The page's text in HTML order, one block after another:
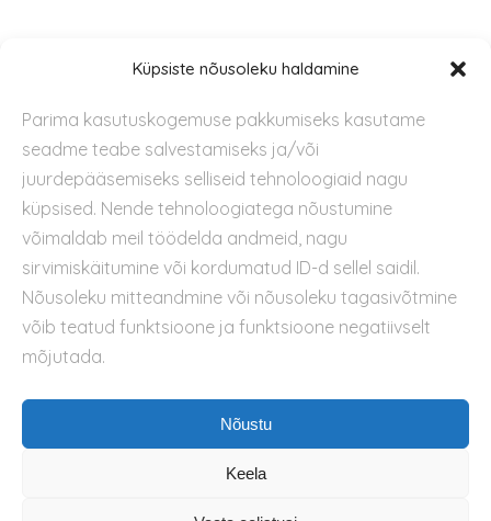
Küpsiste nõusoleku haldamine
Parima kasutuskogemuse pakkumiseks kasutame
seadme teabe salvestamiseks ja/või
juurdepääsemiseks selliseid tehnoloogiaid nagu
küpsised. Nende tehnoloogiatega nõustumine
võimaldab meil töödelda andmeid, nagu
sirvimiskäitumine või kordumatud ID-d sellel saidil.
Nõusoleku mitteandmine või nõusoleku tagasivõtmine
võib teatud funktsioone ja funktsioone negatiivselt
mõjutada.
Nõustu
Keela
Kontakt
Privaatsuspoliitika
Kasutustingimused
Küpsiste kasutamise poliitika